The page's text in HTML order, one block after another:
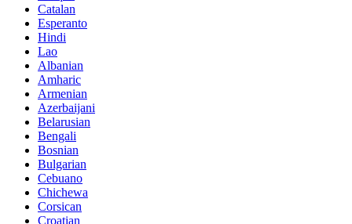
Catalan
Esperanto
Hindi
Lao
Albanian
Amharic
Armenian
Azerbaijani
Belarusian
Bengali
Bosnian
Bulgarian
Cebuano
Chichewa
Corsican
Croatian